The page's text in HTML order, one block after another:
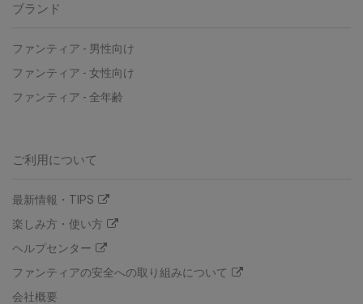
ブランド
ファンティア - 男性向け
ファンティア - 女性向け
ファンティア - 全年齢
ご利用について
最新情報・TIPS
楽しみ方・使い方
ヘルプセンター
ファンティアの安全への取り組みについて
会社概要